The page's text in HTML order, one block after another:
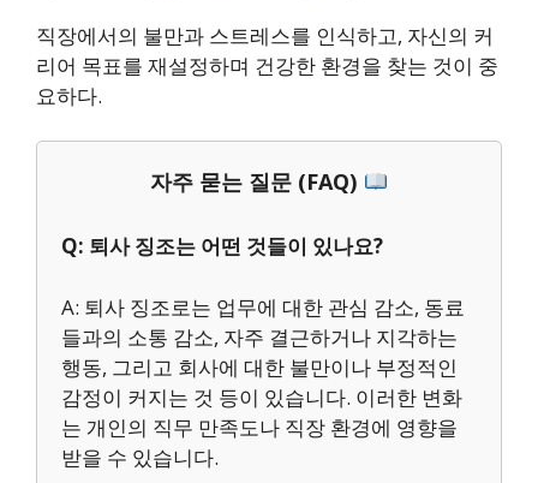
직장에서의 불만과 스트레스를 인식하고, 자신의 커
리어 목표를 재설정하며 건강한 환경을 찾는 것이 중
요하다.
자주 묻는 질문 (FAQ)
Q: 퇴사 징조는 어떤 것들이 있나요?
A: 퇴사 징조로는 업무에 대한 관심 감소, 동료
들과의 소통 감소, 자주 결근하거나 지각하는
행동, 그리고 회사에 대한 불만이나 부정적인
감정이 커지는 것 등이 있습니다. 이러한 변화
는 개인의 직무 만족도나 직장 환경에 영향을
받을 수 있습니다.